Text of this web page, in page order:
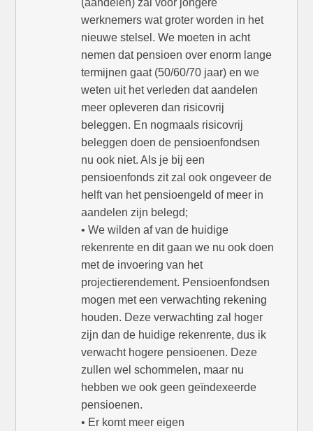
werknemers wat groter worden in het
nieuwe stelsel. We moeten in acht
nemen dat pensioen over enorm lange
termijnen gaat (50/60/70 jaar) en we
weten uit het verleden dat aandelen
meer opleveren dan risicovrij
beleggen. En nogmaals risicovrij
beleggen doen de pensioenfondsen
nu ook niet. Als je bij een
pensioenfonds zit zal ook ongeveer de
helft van het pensioengeld of meer in
aandelen zijn belegd;
• We wilden af van de huidige
rekenrente en dit gaan we nu ook doen
met de invoering van het
projectierendement. Pensioenfondsen
mogen met een verwachting rekening
houden. Deze verwachting zal hoger
zijn dan de huidige rekenrente, dus ik
verwacht hogere pensioenen. Deze
zullen wel schommelen, maar nu
hebben we ook geen geïndexeerde
pensioenen.
• Er komt meer eigen